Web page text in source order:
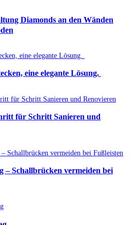
Diamonds an den Wänden
eine elegante Lösung.
für Schritt Sanieren und
– Schallbrücken vermeiden bei